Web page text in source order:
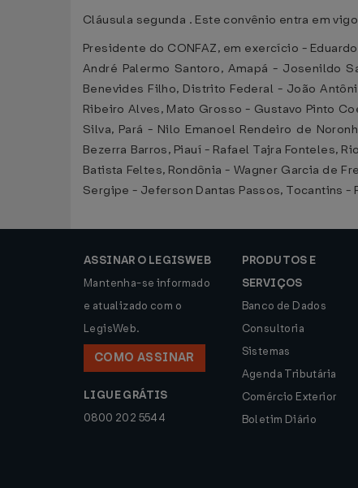
Cláusula segunda . Este convênio entra em
Presidente do CONFAZ, em exercício -
André Palermo Santoro, Amapá - Josenildo
Benevides Filho, Distrito Federal - João
Ribeiro Alves, Mato Grosso - Gustavo Pinto
Silva, Pará - Nilo Emanoel Rendeiro de
Bezerra Barros, Piauí - Rafael Tajra Fonteles,
Batista Feltes, Rondônia - Wagner Garcia de
Sergipe - Jeferson Dantas Passos, Tocantins -
ASSINAR O LEGISWEB
Mantenha-se informado
e atualizado com o
LegisWeb.
COMO ASSINAR
LIGUE GRÁTIS
0800 202 5544
PRODUTOS E
SERVIÇOS
Banco de Dados
Consultoria
Sistemas
Agenda Tributária
Comércio Exterior
Boletim Diário